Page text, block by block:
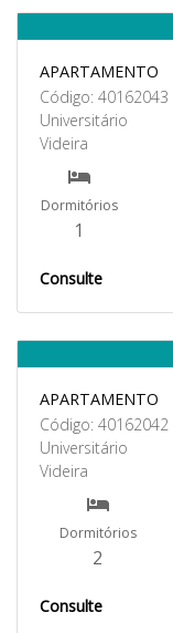
APARTAMENTO
Código: 40162043
Universitário
Videira
Dormitórios
1
Consulte
APARTAMENTO
Código: 40162042
Universitário
Videira
Dormitórios
2
Consulte